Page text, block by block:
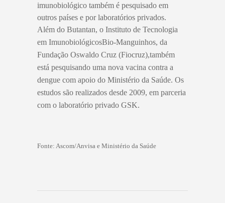
imunobiológico também é pesquisado em
outros países e por laboratórios privados.
Além do Butantan, o Instituto de Tecnologia
em ImunobiológicosBio-Manguinhos, da
Fundação Oswaldo Cruz (Fiocruz),também
está pesquisando uma nova vacina contra a
dengue com apoio do Ministério da Saúde. Os
estudos são realizados desde 2009, em parceria
com o laboratório privado GSK.
Fonte: Ascom/Anvisa e Ministério da Saúde